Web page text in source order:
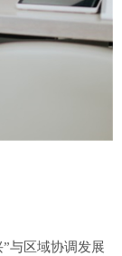
与区域协调发展